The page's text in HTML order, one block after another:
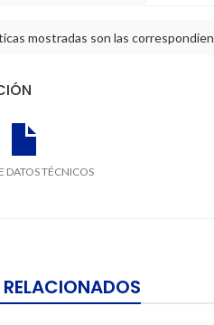
mostradas son las
DATOS TÉCNICOS